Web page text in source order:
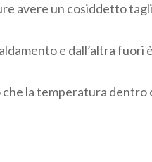
avere un cosiddetto
e dall’altra fuori
la temperatura dentro